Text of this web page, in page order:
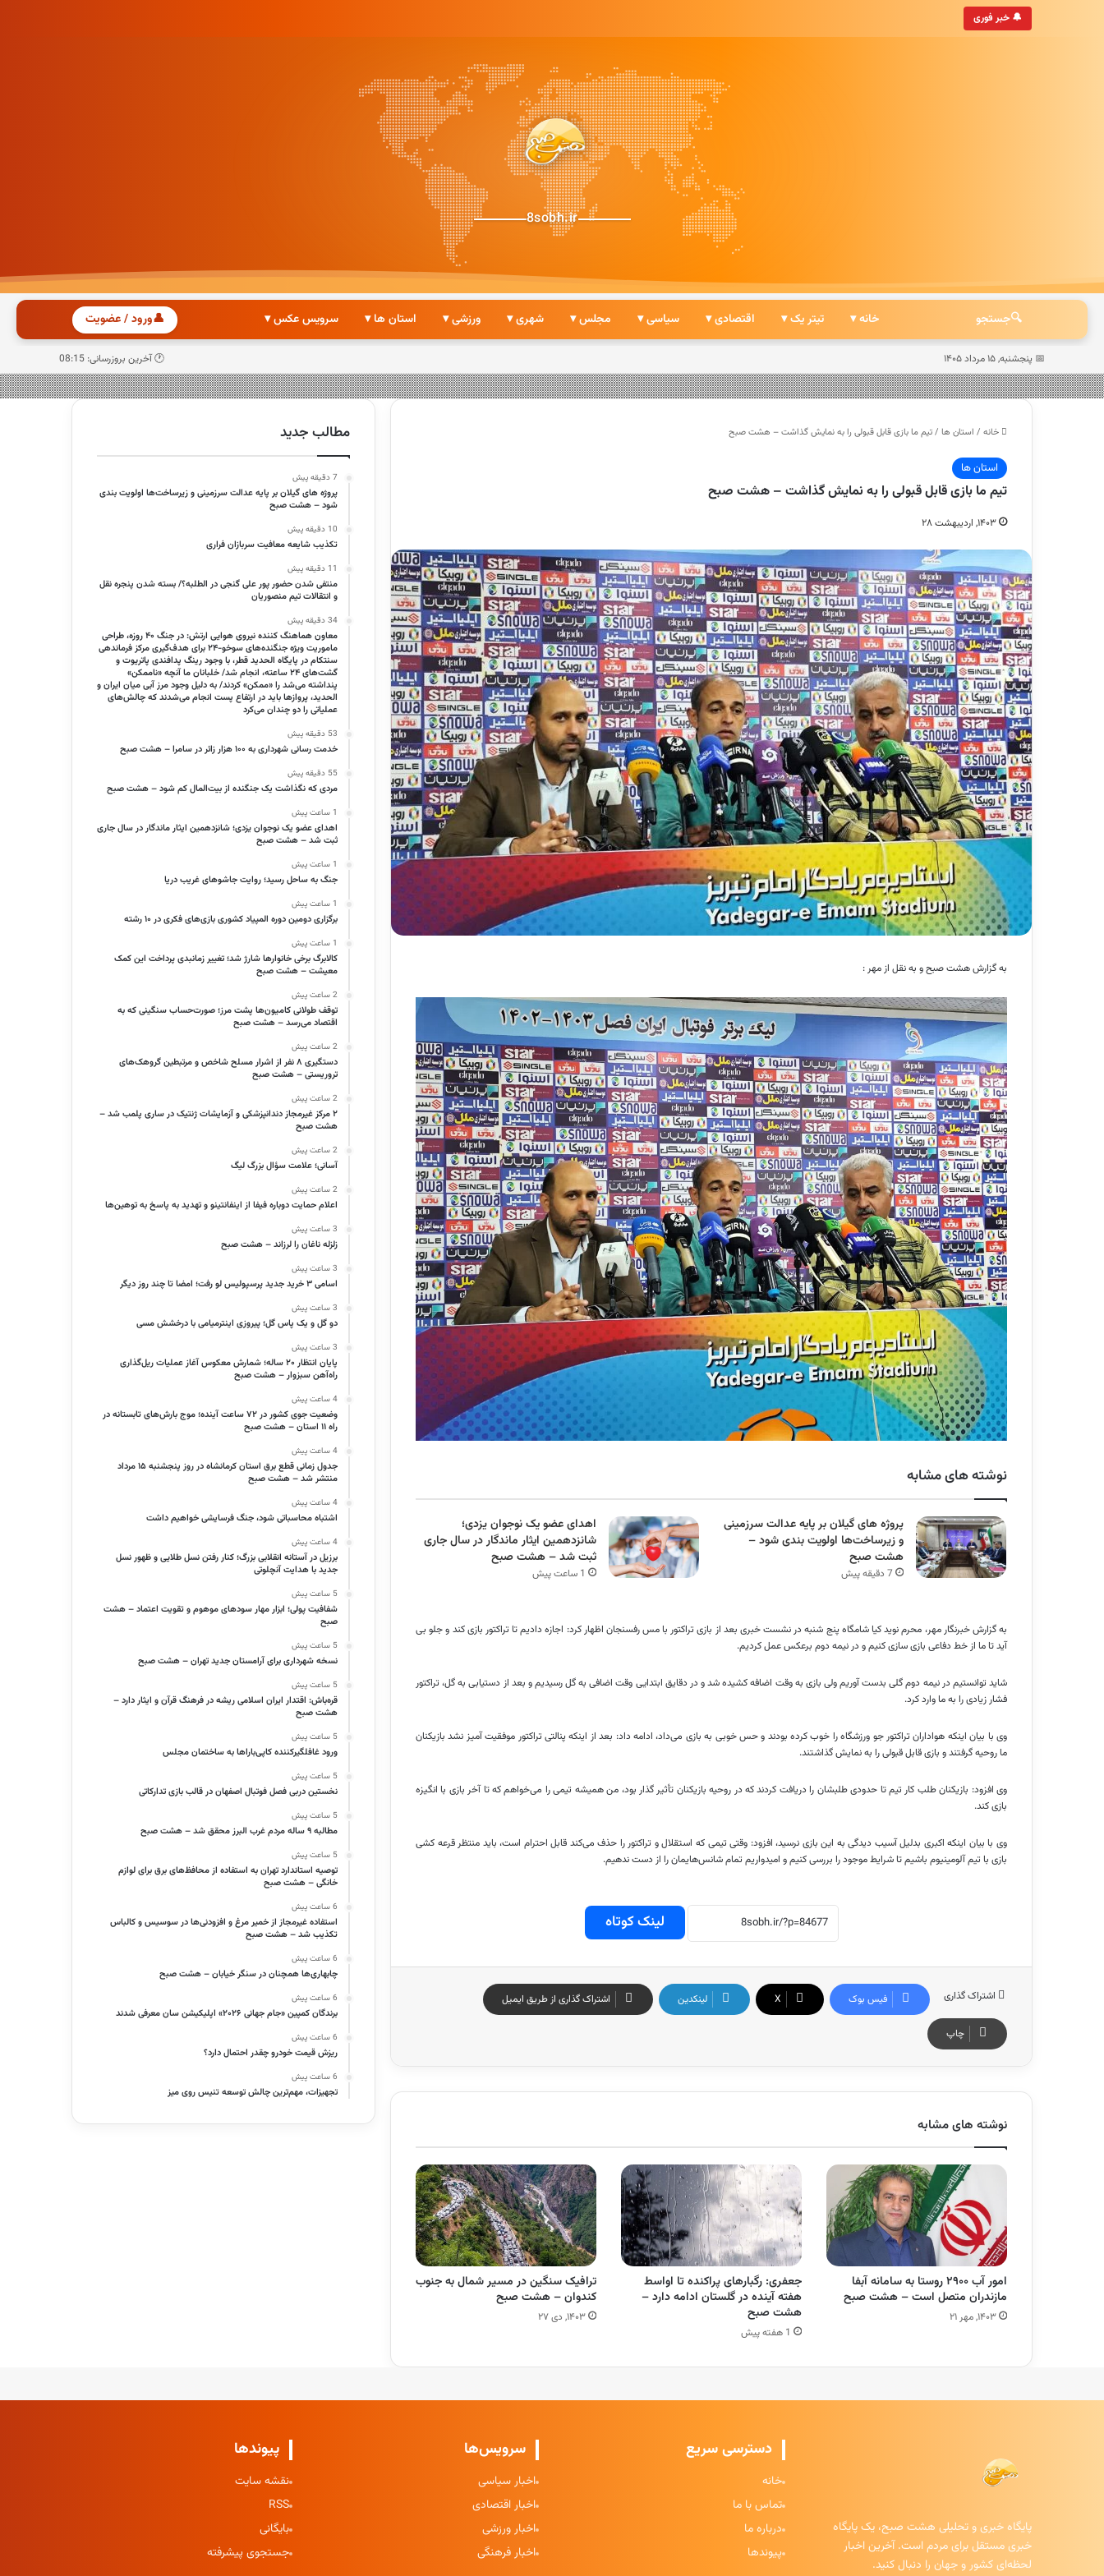
🔔 خبر فوری
• به‌روزترین خبرگزاری ایرانی
8sobh.ir
🔍جستجو خانه ▾ تیتر یک ▾ اقتصادی ▾ سیاسی ▾ مجلس ▾ شهری ▾ ورزشی ▾ استان ها ▾ سرویس عکس ▾ 👤ورود / عضویت
📅 پنجشنبه, ۱۵ مرداد ۱۴۰۵ 🕐 آخرین بروزرسانی: 08:15
خانه / استان ها /تیم ما بازی قابل قبولی را به نمایش گذاشت – هشت صبح
استان ها
تیم ما بازی قابل قبولی را به نمایش گذاشت – هشت صبح
۱۴۰۳, اردیبهشت ۲۸
به گزارش هشت صبح و به نقل از مهر :
نوشته های مشابه
پروژه‌ های گیلان بر پایه عدالت سرزمینی
و زیرساخت‌ها اولویت‌ بندی شود –
هشت صبح
7 دقیقه پیش
اهدای عضو یک نوجوان یزدی؛
شانزدهمین ایثار ماندگار در سال جاری
ثبت شد – هشت صبح
1 ساعت پیش
به گزارش خبرنگار مهر، محرم نوید کیا شامگاه پنج شنبه در نشست خبری بعد از بازی تراکتور با مس رفسنجان اظهار کرد: اجازه دادیم تا تراکتور بازی کند و جلو بی
آید تا ما از خط دفاعی بازی سازی کنیم و در نیمه دوم برعکس عمل کردیم.
شاید توانستیم در نیمه دوم گلی بدستآوریم ولی بازی به وقت اضافه کشیده شد و در دقایق ابتدایی وقت اضافی به گل رسیدیم و بعد از دستیابی به گل، تراکتور
فشار زیادی را به ما وارد کرد.
وی با بیان اینکه هواداران تراکتور جو ورزشگاه را خوب کرده بودند و حس خوبی به بازی می‌داد، ادامه داد: بعد از اینکه پنالتی تراکتور موفقیتآمیز نشد بازیکنان
ما روحیه گرفتند و بازی قابل قبولی را به نمایش گذاشتند.
وی افزود: بازیکنان طلب کار تیم تا حدودی طلبشان را دریافت کردند که در روحیه بازیکنان تأثیر گذار بود، من همیشه تیمی را می‌خواهم که تا آخر بازی با انگیزه
بازی کند.
وی با بیان اینکه اکبری بدلیلآسیب دیدگی به این بازی نرسید، افزود: وقتی تیمی که استقلال و تراکتور را حذف می‌کند قابل احترام است، باید منتظر قرعه کشی
بازی با تیم آلومینیوم باشیم تا شرایط موجود را بررسی کنیم و امیدواریم تمام شانس‌هایمان را از دست ندهیم.
لینک کوتاه
اشتراک گذاری فیس بوک X لینکدین اشتراک گذاری از طریق ایمیل
چاپ
نوشته های مشابه
امور آب ۲۹۰۰ روستا به سامانه آبفا
مازندران متصل است – هشت صبح
۱۴۰۳, مهر ۲۱
جعفری: رگبارهای پراکنده تا اواسط
هفته آینده در گلستان ادامه دارد –
هشت صبح
1 هفته پیش
ترافیک سنگین در مسیر شمال به جنوب
کندوان – هشت صبح
۱۴۰۳, دی ۲۷
مطالب جدید
7 دقیقه پیش
پروژه‌ های گیلان بر پایه عدالت سرزمینی و زیرساخت‌ها اولویت‌ بندی
شود – هشت صبح
10 دقیقه پیش
تکذیب شایعه معافیت سربازان فراری
11 دقیقه پیش
منتفی شدن حضور پور علی گنجی در الطلبه؟/ بسته شدن پنجره‌ نقل
و انتقالات تیم منصوریان
34 دقیقه پیش
معاون هماهنگ کننده نیروی هوایی ارتش: در جنگ ۴۰ روزه، طراحی
ماموریت ویژه جنگنده‌های سوخو-۲۴ برای هدف‌گیری مرکز فرماندهی
سنتکام در پایگاه الحدید قطر، با وجود رینگ پدافندی پاتریوت و
گشت‌های ۲۴ ساعته، انجام شد/ خلبانان ما آنچه «ناممکن»
پنداشته می‌شد را «ممکن» کردند/ به دلیل وجود مرز آبی میان ایران و
الحدید، پرواز‌ها باید در ارتفاع پست انجام می‌شدند که چالش‌های
عملیاتی را دو چندان می‌کرد
53 دقیقه پیش
خدمت رسانی شهرداری به ۱۰۰ هزار زائر در سامرا – هشت صبح
55 دقیقه پیش
مردی که نگذاشت یک جنگنده از بیت‌المال کم شود – هشت صبح
1 ساعت پیش
اهدای عضو یک نوجوان یزدی؛ شانزدهمین ایثار ماندگار در سال جاری
ثبت شد – هشت صبح
1 ساعت پیش
جنگ به ساحل رسید؛ روایت جاشوهای غریب دریا
1 ساعت پیش
برگزاری دومین‌ دوره المپیاد کشوری بازی‌های فکری در ۱۰ رشته
1 ساعت پیش
کالابرگ برخی خانوارها شارژ شد؛ تغییر زمانبدی پرداخت این کمک
معیشت – هشت صبح
2 ساعت پیش
توقف طولانی کامیون‌ها پشت مرز؛ صورت‌حساب سنگینی که به
اقتصاد می‌رسد – هشت صبح
2 ساعت پیش
دستگیری ۸ نفر از اشرار مسلح شاخص و مرتبطین گروهک‌های
تروریستی – هشت صبح
2 ساعت پیش
۲ مرکز غیرمجاز دندانپزشکی و آزمایشات ژنتیک در ساری پلمب شد –
هشت صبح
2 ساعت پیش
آسانی؛ علامت سؤال بزرگ لیگ
2 ساعت پیش
اعلام حمایت دوباره فیفا از اینفانتینو و تهدید به پاسخ به توهین‌ها
3 ساعت پیش
زلزله ناغان را لرزاند – هشت صبح
3 ساعت پیش
اسامی ۳ خرید جدید پرسپولیس لو رفت؛ امضا تا چند روز دیگر
3 ساعت پیش
دو گل و یک پاس گل؛ پیروزی اینترمیامی با درخشش مسی
3 ساعت پیش
پایان انتظار ۲۰ ساله؛ شمارش معکوس آغاز عملیات ریل‌گذاری
راه‌آهن سبزوار – هشت صبح
4 ساعت پیش
وضعیت جوی کشور در ۷۲ ساعت آینده؛ موج بارش‌های تابستانه در
راه ۱۱ استان – هشت صبح
4 ساعت پیش
جدول زمانی قطع برق استان کرمانشاه در روز پنجشنبه ۱۵ مرداد
منتشر شد – هشت صبح
4 ساعت پیش
اشتباه محاسباتی شود، جنگ فرسایشی خواهیم داشت
4 ساعت پیش
برزیل در آستانه انقلابی بزرگ؛ کنار رفتن نسل طلایی و ظهور نسل
جدید با هدایت آنچلوتی
5 ساعت پیش
شفافیت پولی؛ ابزار مهار سودهای موهوم و تقویت اعتماد – هشت
صبح
5 ساعت پیش
نسخه شهرداری برای آرامستان جدید تهران – هشت صبح
5 ساعت پیش
قره‌باش: اقتدار ایران اسلامی ریشه در فرهنگ قرآن و ایثار دارد –
هشت صبح
5 ساعت پیش
ورود غافلگیرکننده کاپی‌باراها به ساختمان مجلس
5 ساعت پیش
نخستین دربی فصل فوتبال اصفهان در قالب بازی تدارکاتی
5 ساعت پیش
مطالبه ۹ ساله مردم غرب البرز محقق شد – هشت صبح
5 ساعت پیش
توصیه استاندارد تهران به استفاده از محافظ‌های برق برای لوازم
خانگی – هشت صبح
6 ساعت پیش
استفاده غیرمجاز از خمیر مرغ و افزودنی‌ها در سوسیس و کالباس
تکذیب شد – هشت صبح
6 ساعت پیش
چابهاری‌ها همچنان در سنگر خیابان – هشت صبح
6 ساعت پیش
برندگان کمپین «جام جهانی ۲۰۲۶» اپلیکیشن سان معرفی شدند
6 ساعت پیش
ریزش قیمت خودرو چقدر احتمال دارد؟
6 ساعت پیش
تجهیزات، مهم‌ترین چالش توسعه تنیس روی میز
پایگاه خبری و تحلیلی هشت صبح، یک پایگاه
خبری مستقل برای مردم است. آخرین اخبار
لحظه‌ای کشور و جهان را دنبال کنید.
دسترسی سریع
خانه
تماس با ما
درباره ما
پیوندها
سرویس‌ها
اخبار سیاسی
اخبار اقتصادی
اخبار ورزشی
اخبار فرهنگی
پیوندها
نقشه سایت
RSS
بایگانی
جستجوی پیشرفته